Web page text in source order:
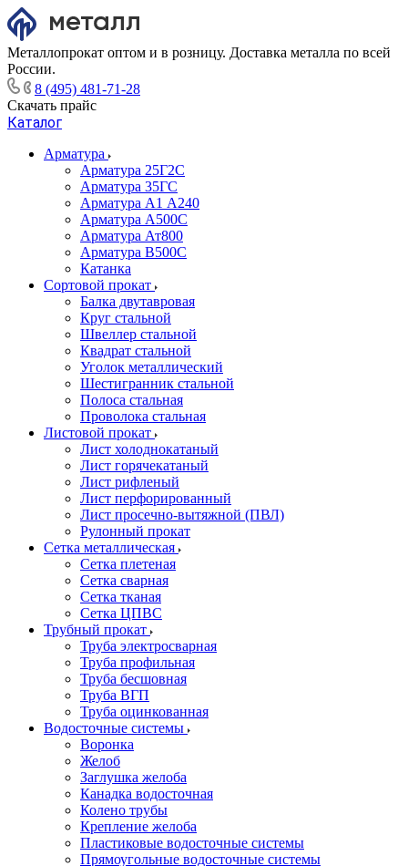
Металлопрокат оптом и в розницу. Доставка металла по всей
России.
8 (495) 481-71-28
Скачать прайс
Каталог
Арматура
Арматура 25Г2С
Арматура 35ГС
Арматура А1 А240
Арматура А500С
Арматура Ат800
Арматура В500С
Катанка
Сортовой прокат
Балка двутавровая
Круг стальной
Швеллер стальной
Квадрат стальной
Уголок металлический
Шестигранник стальной
Полоса стальная
Проволока стальная
Листовой прокат
Лист холоднокатаный
Лист горячекатаный
Лист рифленый
Лист перфорированный
Лист просечно-вытяжной (ПВЛ)
Рулонный прокат
Сетка металлическая
Сетка плетеная
Сетка сварная
Сетка тканая
Сетка ЦПВС
Трубный прокат
Труба электросварная
Труба профильная
Труба бесшовная
Труба ВГП
Труба оцинкованная
Водосточные системы
Воронка
Желоб
Заглушка желоба
Канадка водосточная
Колено трубы
Крепление желоба
Пластиковые водосточные системы
Прямоугольные водосточные системы